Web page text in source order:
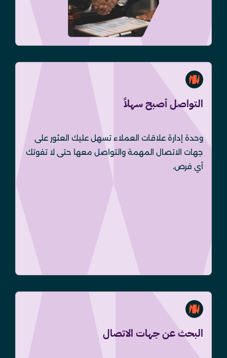
التواصل أصبح سهلاً
وحدة إدارة علاقات العملاء تسهل عليك العثور على
جهات الاتصال المهمة والتواصل معها حتى لا تفوتك
أي فرص.
البحث عن جهات الاتصال